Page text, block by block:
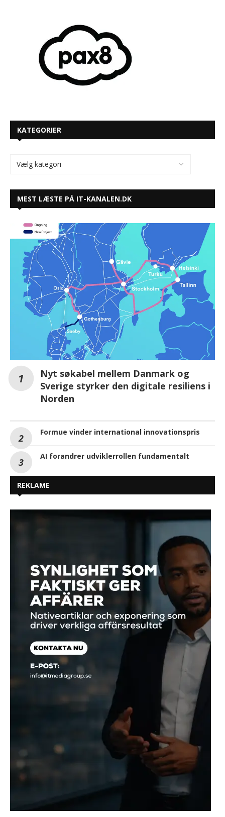
KATEGORIER
MEST LÆSTE PÅ IT-KANALEN.DK
Nyt søkabel mellem Danmark og
Sverige styrker den digitale resiliens i
Norden
Formue vinder international innovationspris
AI forandrer udviklerrollen fundamentalt
REKLAME